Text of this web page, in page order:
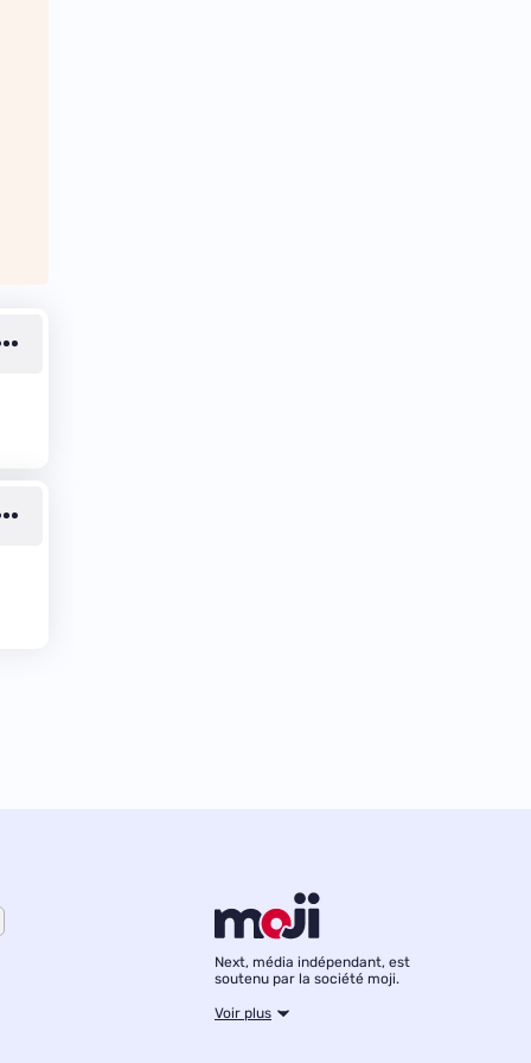
Next, média indépendant, est
soutenu par la société moji.
Voir plus